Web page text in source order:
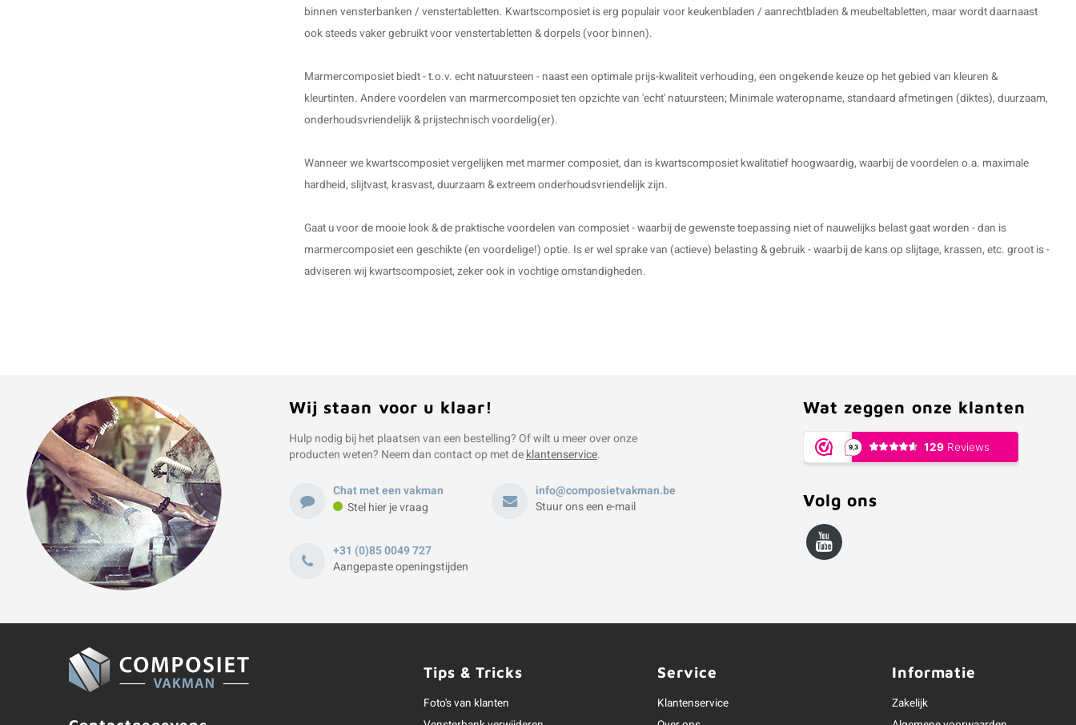
binnen vensterbanken / venstertabletten. Kwartscomposiet is erg populair voor keukenbladen / aanrechtbladen & meubeltabletten, maar wordt daarnaast
ook steeds vaker gebruikt voor venstertabletten & dorpels (voor binnen).
Marmercomposiet biedt - t.o.v. echt natuursteen - naast een optimale prijs-kwaliteit verhouding, een ongekende keuze op het gebied van kleuren &
kleurtinten. Andere voordelen van marmercomposiet ten opzichte van 'echt' natuursteen; Minimale wateropname, standaard afmetingen (diktes), duurzaam,
onderhoudsvriendelijk & prijstechnisch voordelig(er).
Wanneer we kwartscomposiet vergelijken met marmer composiet, dan is kwartscomposiet kwalitatief hoogwaardig, waarbij de voordelen o.a. maximale
hardheid, slijtvast, krasvast, duurzaam & extreem onderhoudsvriendelijk zijn.
Gaat u voor de mooie look & de praktische voordelen van composiet - waarbij de gewenste toepassing niet of nauwelijks belast gaat worden - dan is
marmercomposiet een geschikte (en voordelige!) optie. Is er wel sprake van (actieve) belasting & gebruik - waarbij de kans op slijtage, krassen, etc. groot is -
adviseren wij kwartscomposiet, zeker ook in vochtige omstandigheden.
Wij staan voor u klaar!
Hulp nodig bij het plaatsen van een bestelling? Of wilt u meer over onze
producten weten? Neem dan contact op met deklantenservice.
Chat met een vakman
Stel hier je vraag
info@composietvakman.be
Stuur ons een e-mail
+31 (0)85 0049 727
Aangepaste openingstijden
Wat zeggen onze klanten
Volg ons
Tips & Tricks
Foto's van klanten
Service
Klantenservice
Informatie
Zakelijk